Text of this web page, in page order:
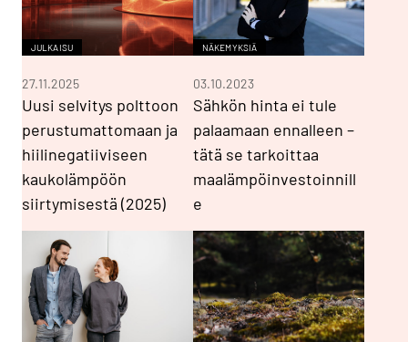
JULKAISU
Uusi selvitys polttoon
perustumattomaan ja
hiilinegatiiviseen
kaukolämpöön
siirtymisestä (2025)
27.11.2025
NÄKEMYKSIÄ
Sähkön hinta ei tule
palaamaan ennalleen –
tätä se tarkoittaa
maalämpöinvestoinnill
e
03.10.2023